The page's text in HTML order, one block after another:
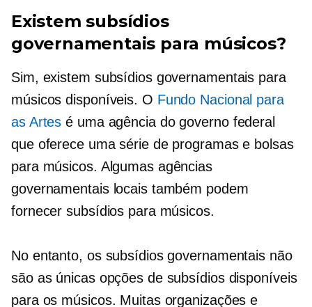
Existem subsídios
governamentais para músicos?
Sim, existem subsídios governamentais para
músicos disponíveis. O Fundo Nacional para
as Artes é uma agência do governo federal
que oferece uma série de programas e bolsas
para músicos. Algumas agências
governamentais locais também podem
fornecer subsídios para músicos.
No entanto, os subsídios governamentais não
são as únicas opções de subsídios disponíveis
para os músicos. Muitas organizações e